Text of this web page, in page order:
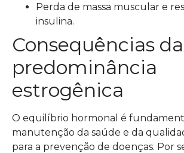
Perda de massa muscular e
insulina.
Consequências da
predominância
estrogênica
O equilíbrio hormonal é
manutenção da saúde e da
para a prevenção de doenças. Por